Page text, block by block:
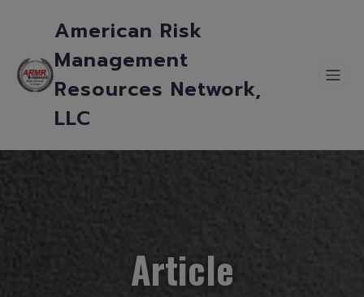
American Risk
Management
Resources Network,
LLC
Article